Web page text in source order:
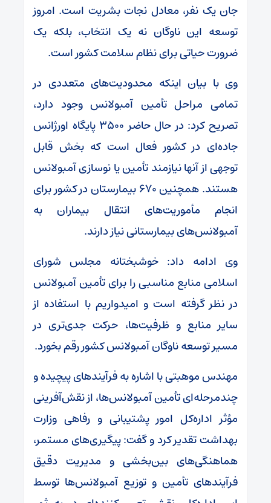
جان یک نفر، معادل نجات بشریت است. امروز
توسعه این ناوگان نه یک انتخاب، بلکه یک
ضرورت حیاتی برای نظام سلامت کشور است.
وی با بیان اینکه محدودیت‌های متعددی در
تمامی مراحل تأمین آمبولانس وجود دارد،
تصریح کرد: در حال حاضر ۳۵۰۰ پایگاه اورژانس
جاده‌ای در کشور فعال است که بخش قابل
توجهی از آنها نیازمند تأمین یا نوسازی آمبولانس
هستند. همچنین ۶۷۰ بیمارستان در کشور برای
انجام مأموریت‌های انتقال بیماران به
آمبولانس‌های بیمارستانی نیاز دارند.
وی ادامه داد: خوشبختانه مجلس شورای
اسلامی منابع مناسبی را برای تأمین آمبولانس
در نظر گرفته است و امیدواریم با استفاده از
سایر منابع و ظرفیت‌ها، حرکت جدی‌تری در
مسیر توسعه ناوگان آمبولانس کشور رقم بخورد.
مهندس موهبتی با اشاره به فرآیندهای پیچیده و
چندمرحله‌ای تأمین آمبولانس‌ها، از نقش‌آفرینی
مؤثر اداره‌کل امور پشتیبانی و رفاهی وزارت
بهداشت تقدیر کرد و گفت: پیگیری‌های مستمر،
هماهنگی‌های بین‌بخشی و مدیریت دقیق
فرآیندهای تأمین و توزیع آمبولانس‌ها توسط